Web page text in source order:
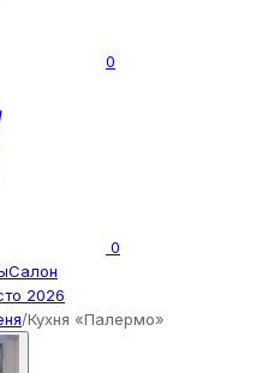
0
0
Салон
/Кухня «Палермо»